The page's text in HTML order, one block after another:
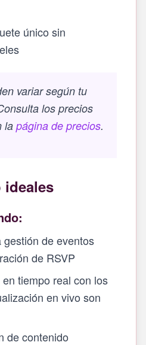
único sin
variar según tu
los precios
la página de precios.
ideales
gestión de eventos
de RSVP
tiempo real con los
en vivo son
de contenido